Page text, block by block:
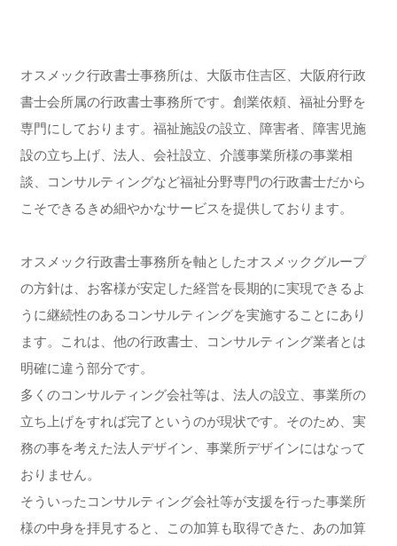
オスメック行政書士事務所は、大阪市住吉区、大阪府行政
書士会所属の行政書士事務所です。創業依頼、福祉分野を
専門にしております。福祉施設の設立、障害者、障害児施
設の立ち上げ、法人、会社設立、介護事業所様の事業相
談、コンサルティングなど福祉分野専門の行政書士だから
こそできるきめ細やかなサービスを提供しております。
オスメック行政書士事務所を軸としたオスメックグループ
の方針は、お客様が安定した経営を長期的に実現できるよ
うに継続性のあるコンサルティングを実施することにあり
ます。これは、他の行政書士、コンサルティング業者とは
明確に違う部分です。
多くのコンサルティング会社等は、法人の設立、事業所の
立ち上げをすれば完了というのが現状です。そのため、実
務の事を考えた法人デザイン、事業所デザインにはなって
おりません。
そういったコンサルティング会社等が支援を行った事業所
様の中身を拝見すると、この加算も取得できた、あの加算